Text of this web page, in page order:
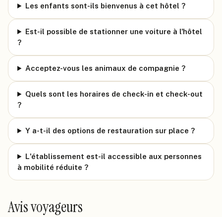
Les enfants sont-ils bienvenus à cet hôtel ?
Est-il possible de stationner une voiture à l'hôtel
?
Acceptez-vous les animaux de compagnie ?
Quels sont les horaires de check-in et check-out
?
Y a-t-il des options de restauration sur place ?
L'établissement est-il accessible aux personnes
à mobilité réduite ?
Avis voyageurs